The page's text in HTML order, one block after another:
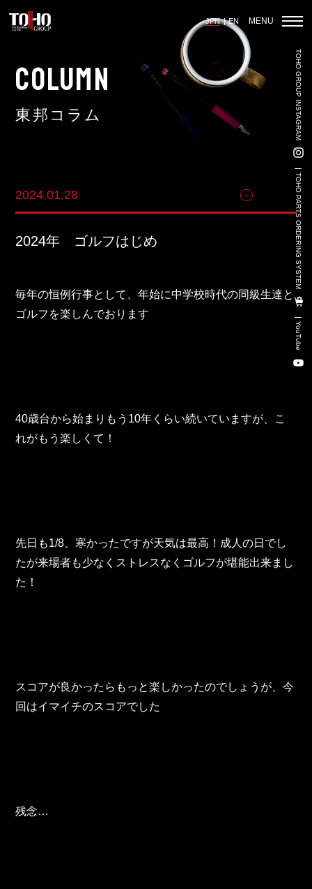
JPN EN MENU
中古車販売事業
輸出入事業
新卒・キャリア採用コンサルティング事業
株式会社 東邦ホールディングス
株式会社 ワールドパーツ
株式会社 ソナティック
東邦コラム
TOHO GROUP INSTAGRAM
TOHO PARTS ORDERING SYSTEM
YouTube
COLUMN
東邦コラム
2024.01.28 その他
2024年 ゴルフはじめ
毎年の恒例行事として、年始に中学校時代の同級生達と
ゴルフを楽しんでおります
40歳台から始まりもう10年くらい続いていますが、こ
れがもう楽しくて！
先日も1/8、寒かったですが天気は最高！成人の日でし
たが来場者も少なくストレスなくゴルフが堪能出来まし
た！
スコアが良かったらもっと楽しかったのでしょうが、今
回はイマイチのスコアでした
残念…